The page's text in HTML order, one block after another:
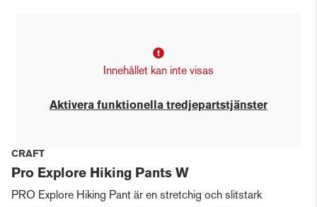
Innehållet kan inte visas
Aktivera funktionella tredjepartstjänster
CRAFT
Pro Explore Hiking Pants W
PRO Explore Hiking Pant är en stretchig och slitstark